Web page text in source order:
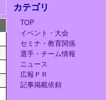
カテゴリ
TOP
イベント・大会
セミナ・教育関係
選手・チーム情報
ニュース
広報ＰＲ
記事掲載依頼